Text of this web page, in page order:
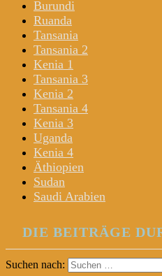
Burundi
Ruanda
Tansania
Tansania 2
Kenia 1
Tansania 3
Kenia 2
Tansania 4
Kenia 3
Uganda
Kenia 4
Äthiopien
Sudan
Saudi Arabien
DIE BEITRÄGE
Suchen nach: